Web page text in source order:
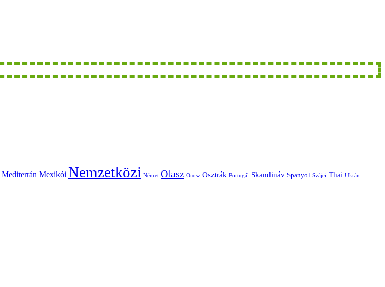
Mediterrán Mexikói Nemzetközi Német Olasz Orosz Osztrák Portugál Skandináv Spanyol Svájci Thai Ukrán